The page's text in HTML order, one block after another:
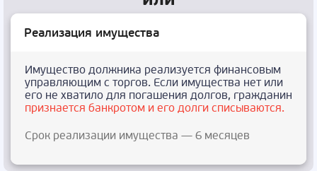
Реализация имущества
Имущество должника реализуется финансовым
управляющим с торгов. Если имущества нет или
его не хватило для погашения долгов, гражданин
признается банкротом и его долги списываются.
Срок реализации имущества — 6 месяцев